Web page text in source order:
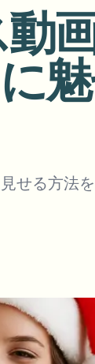
テム
ビデオインテリ
動画を検索・理解
魅
せる方法